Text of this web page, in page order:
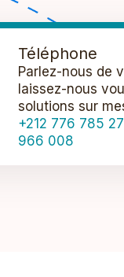
Téléphone
Parlez-nous de
laissez-nous
solutions sur
+212 776 785
966 008